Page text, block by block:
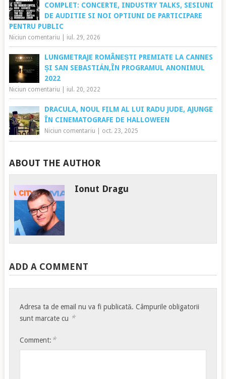
COMPLET: CONCERTE, INDUSTRY TALKS, SESIUNI
DE AUDITIE SI NOI OPTIUNI DE PARTICIPARE
PENTRU PUBLIC
Niciun comentariu iul. 29, 2026
LUNGMETRAJE ROMÂNEȘTI PREMIATE LA CANNES
ȘI SAN SEBASTIÁN,ÎN PROGRAMUL ANONIMUL
2022
Niciun comentariu iul. 20, 2022
DRACULA, NOUL FILM AL LUI RADU JUDE, AJUNGE
ÎN CINEMATOGRAFE DE HALLOWEEN
Niciun comentariu oct. 23, 2025
ABOUT THE AUTHOR
Ionut Dragu
ADD A COMMENT
Adresa ta de email nu va fi publicată. Câmpurile obligatorii
sunt marcate cu *
Comment: *